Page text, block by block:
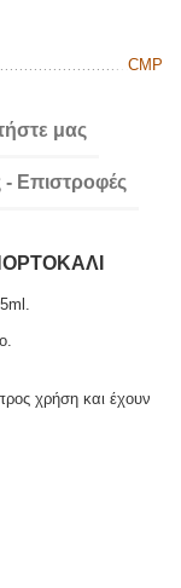
CMP
μας
Επιστροφές
χρήση και έχουν